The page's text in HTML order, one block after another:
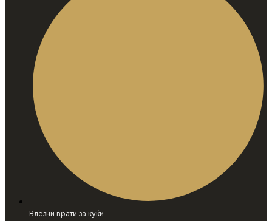
Влезни врати за куќи